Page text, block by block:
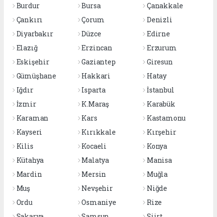
Burdur
Bursa
Çanakkale
Çankırı
Çorum
Denizli
Diyarbakır
Düzce
Edirne
Elazığ
Erzincan
Erzurum
Eskişehir
Gaziantep
Giresun
Gümüşhane
Hakkari
Hatay
Iğdır
Isparta
İstanbul
İzmir
K.Maraş
Karabük
Karaman
Kars
Kastamonu
Kayseri
Kırıkkale
Kırşehir
Kilis
Kocaeli
Konya
Kütahya
Malatya
Manisa
Mardin
Mersin
Muğla
Muş
Nevşehir
Niğde
Ordu
Osmaniye
Rize